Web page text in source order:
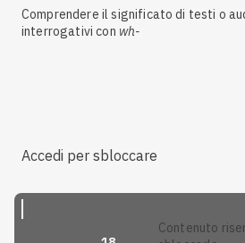
Comprendere il significato di testi o
interrogativi con wh-
Accedi per sbloccare
contenuto riservato: accedi per